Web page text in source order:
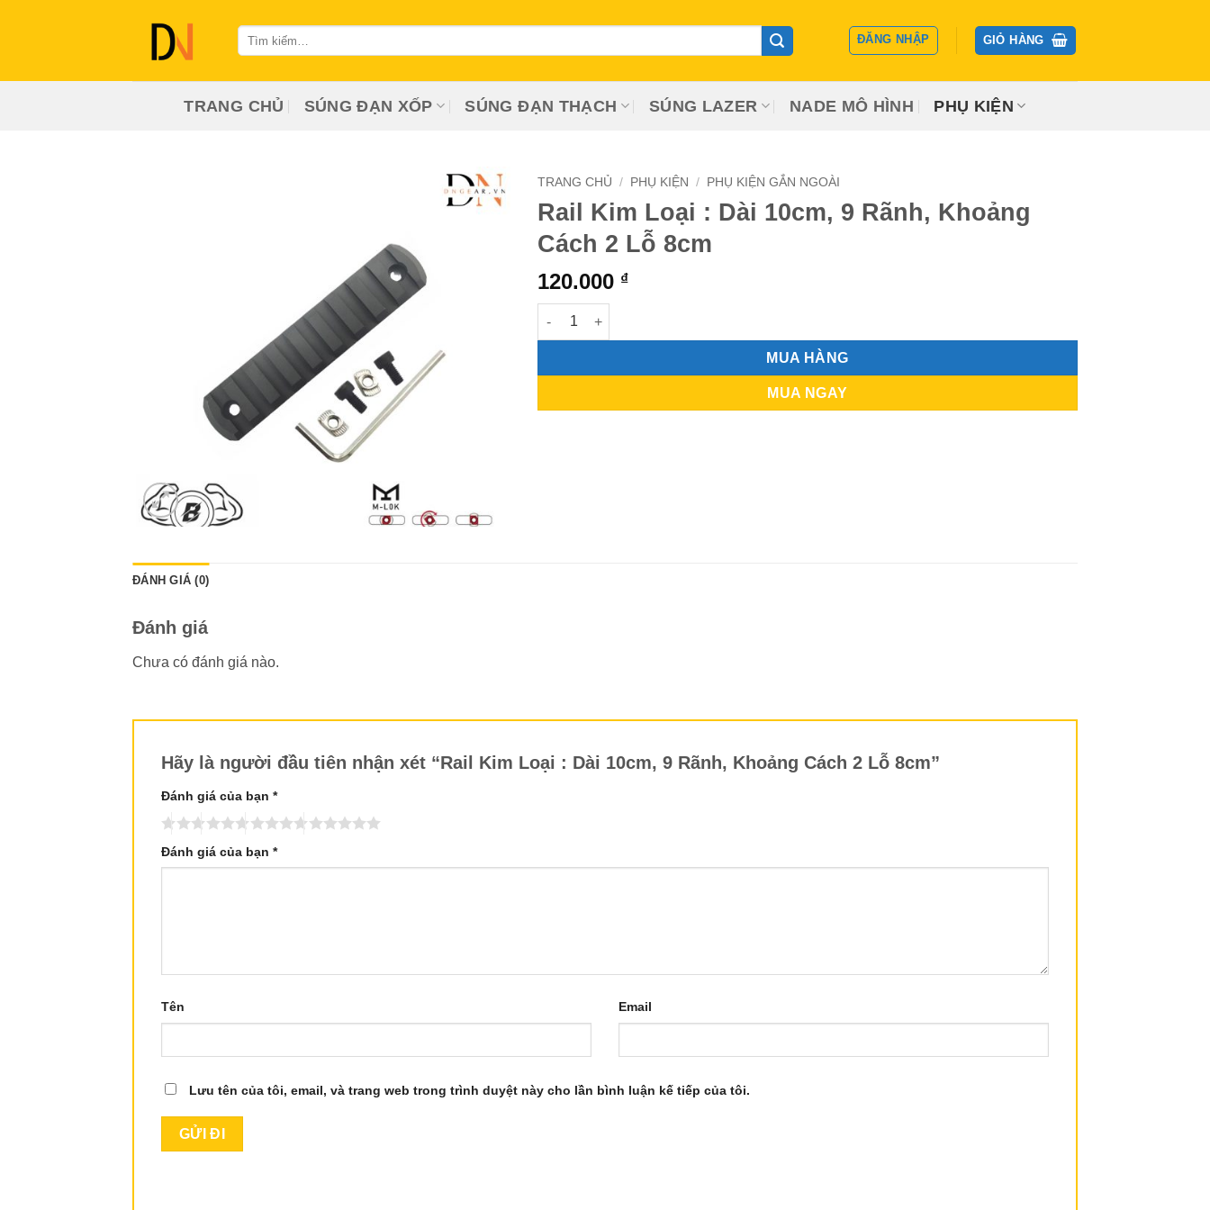
dung
Tìm
kiếm:
ĐĂNG NHẬP GIỎ HÀNG
TRANG CHỦ SÚNG ĐẠN XỐP SÚNG ĐẠN THẠCH SÚNG LAZER NADE MÔ HÌNH PHỤ KIỆN
TRANG CHỦ / PHỤ KIỆN / PHỤ KIỆN GẮN NGOÀI
Rail Kim Loại : Dài 10cm, 9 Rãnh, Khoảng
Cách 2 Lỗ 8cm
120.000 ₫
Rail Kim Loại : Dài 10cm, 9 Rãnh, Khoảng Cách 2 Lỗ 8cm số lượng
MUA HÀNG
MUA NGAY
ĐÁNH GIÁ (0)
Đánh giá
Chưa có đánh giá nào.
Hãy là người đầu tiên nhận xét “Rail Kim Loại : Dài 10cm, 9 Rãnh, Khoảng Cách 2 Lỗ 8cm”
Đánh giá của bạn *
Đánh giá của bạn *
Tên Email
Lưu tên của tôi, email, và trang web trong trình duyệt này cho lần bình luận kế tiếp của tôi.